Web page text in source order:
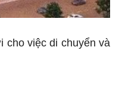
việc di chuyển và